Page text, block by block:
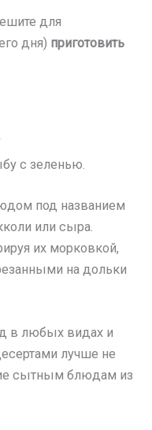
для
дня) приготовить
с зеленью.
под названием
или сыра.
их морковкой,
на дольки
в любых видах и
лучше не
сытным блюдам из